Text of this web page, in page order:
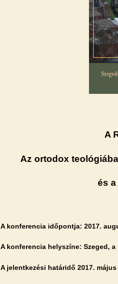
A
Az ortodox
és
A konferencia időpontja: 2017.
A konferencia helyszíne: Szeged,
A jelentkezési határidő 2017. május